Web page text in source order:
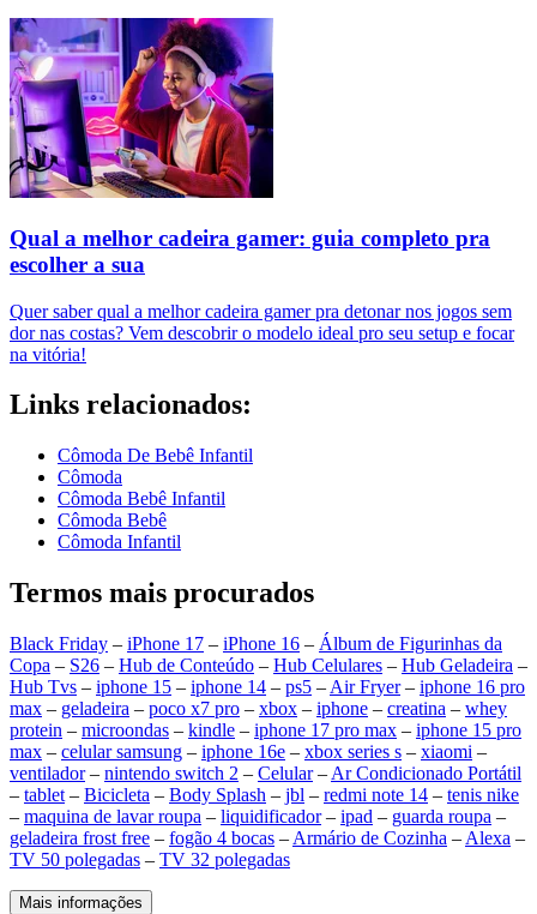
Qual a melhor cadeira gamer: guia completo pra
escolher a sua
Quer saber qual a melhor cadeira gamer pra detonar nos jogos sem
dor nas costas? Vem descobrir o modelo ideal pro seu setup e focar
na vitória!
Links relacionados:
Cômoda De Bebê Infantil
Cômoda
Cômoda Bebê Infantil
Cômoda Bebê
Cômoda Infantil
Termos mais procurados
Black Friday – iPhone 17 – iPhone 16 – Álbum de Figurinhas da
Copa – S26 – Hub de Conteúdo – Hub Celulares – Hub Geladeira –
Hub Tvs – iphone 15 – iphone 14 – ps5 – Air Fryer– iphone 16 pro
max – geladeira – poco x7 pro – xbox – iphone – creatina – whey
protein – microondas – kindle – iphone 17 pro max – iphone 15 pro
max – celular samsung – iphone 16e – xbox series s – xiaomi –
ventilador– nintendo switch 2 – Celular– Ar Condicionado Portátil
– tablet – Bicicleta – Body Splash – jbl – redmi note 14 – tenis nike
– maquina de lavar roupa – liquidificador– ipad – guarda roupa –
geladeira frost free – fogão 4 bocas – Armário de Cozinha – Alexa –
TV 50 polegadas – TV 32 polegadas
Mais informações